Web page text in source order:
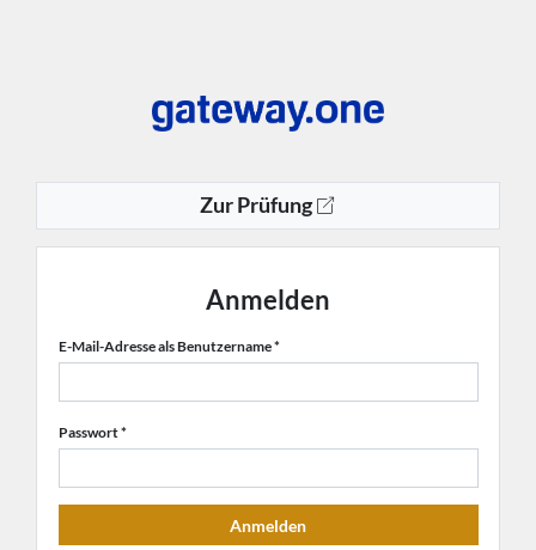
Zur Prüfung
Anmelden
E-Mail-Adresse als Benutzername
Passwort
Anmelden